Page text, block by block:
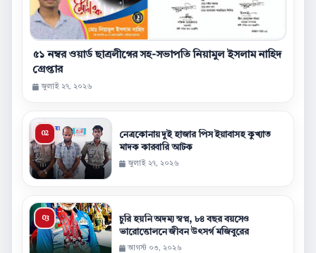
৫১ নম্বর ওয়ার্ড ছাত্রলীগের সহ-সভাপতি নিয়ামুল ইসলাম নাহিদ
গ্রেপ্তার
জুলাই ২৭, ২০২৬
নেত্রকোনায় দুই হাজার পিস ইয়াবাসহ কুখ্যাত
মাদক কারবারি আটক
জুলাই ২৭, ২০২৬
চুরি হয়নি অদম্য স্বপ্ন, ৮৪ বছর বয়সেও
ভারোত্তোলনে জীবন উৎসর্গ মজিবুরের
আগস্ট ০৩, ২০২৬